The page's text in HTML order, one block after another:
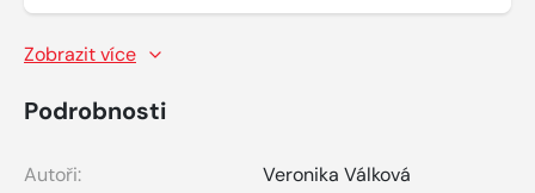
Zobrazit více
Podrobnosti
Autoři:
Veronika Válková